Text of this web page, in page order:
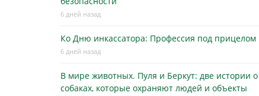
6 дней назад
Ко Дню инкассатора: Профессия под прицелом
6 дней назад
В мире животных. Пуля и Беркут: две истории о
собаках, которые охраняют людей и объекты